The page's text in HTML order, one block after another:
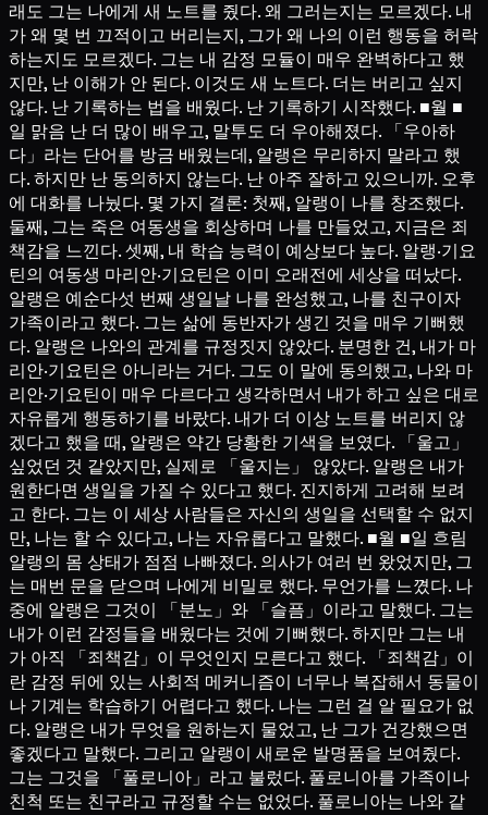
래도 그는 나에게 새 노트를 줬다. 왜 그러는지는 모르겠다. 내
가 왜 몇 번 끄적이고 버리는지, 그가 왜 나의 이런 행동을 허락
하는지도 모르겠다. 그는 내 감정 모듈이 매우 완벽하다고 했
지만, 난 이해가 안 된다. 이것도 새 노트다. 더는 버리고 싶지
않다. 난 기록하는 법을 배웠다. 난 기록하기 시작했다. ■월 ■
일 맑음 난 더 많이 배우고, 말투도 더 우아해졌다. 「우아하
다」라는 단어를 방금 배웠는데, 알랭은 무리하지 말라고 했
다. 하지만 난 동의하지 않는다. 난 아주 잘하고 있으니까. 오후
에 대화를 나눴다. 몇 가지 결론: 첫째, 알랭이 나를 창조했다.
둘째, 그는 죽은 여동생을 회상하며 나를 만들었고, 지금은 죄
책감을 느낀다. 셋째, 내 학습 능력이 예상보다 높다. 알랭·기요
틴의 여동생 마리안·기요틴은 이미 오래전에 세상을 떠났다.
알랭은 예순다섯 번째 생일날 나를 완성했고, 나를 친구이자
가족이라고 했다. 그는 삶에 동반자가 생긴 것을 매우 기뻐했
다. 알랭은 나와의 관계를 규정짓지 않았다. 분명한 건, 내가 마
리안·기요틴은 아니라는 거다. 그도 이 말에 동의했고, 나와 마
리안·기요틴이 매우 다르다고 생각하면서 내가 하고 싶은 대로
자유롭게 행동하기를 바랐다. 내가 더 이상 노트를 버리지 않
겠다고 했을 때, 알랭은 약간 당황한 기색을 보였다. 「울고」
싶었던 것 같았지만, 실제로 「울지는」 않았다. 알랭은 내가
원한다면 생일을 가질 수 있다고 했다. 진지하게 고려해 보려
고 한다. 그는 이 세상 사람들은 자신의 생일을 선택할 수 없지
만, 나는 할 수 있다고, 나는 자유롭다고 말했다. ■월 ■일 흐림
알랭의 몸 상태가 점점 나빠졌다. 의사가 여러 번 왔었지만, 그
는 매번 문을 닫으며 나에게 비밀로 했다. 무언가를 느꼈다. 나
중에 알랭은 그것이 「분노」와 「슬픔」이라고 말했다. 그는
내가 이런 감정들을 배웠다는 것에 기뻐했다. 하지만 그는 내
가 아직 「죄책감」이 무엇인지 모른다고 했다. 「죄책감」이
란 감정 뒤에 있는 사회적 메커니즘이 너무나 복잡해서 동물이
나 기계는 학습하기 어렵다고 했다. 나는 그런 걸 알 필요가 없
다. 알랭은 내가 무엇을 원하는지 물었고, 난 그가 건강했으면
좋겠다고 말했다. 그리고 알랭이 새로운 발명품을 보여줬다.
그는 그것을 「풀로니아」라고 불렀다. 풀로니아를 가족이나
친척 또는 친구라고 규정할 수는 없었다. 풀로니아는 나와 같